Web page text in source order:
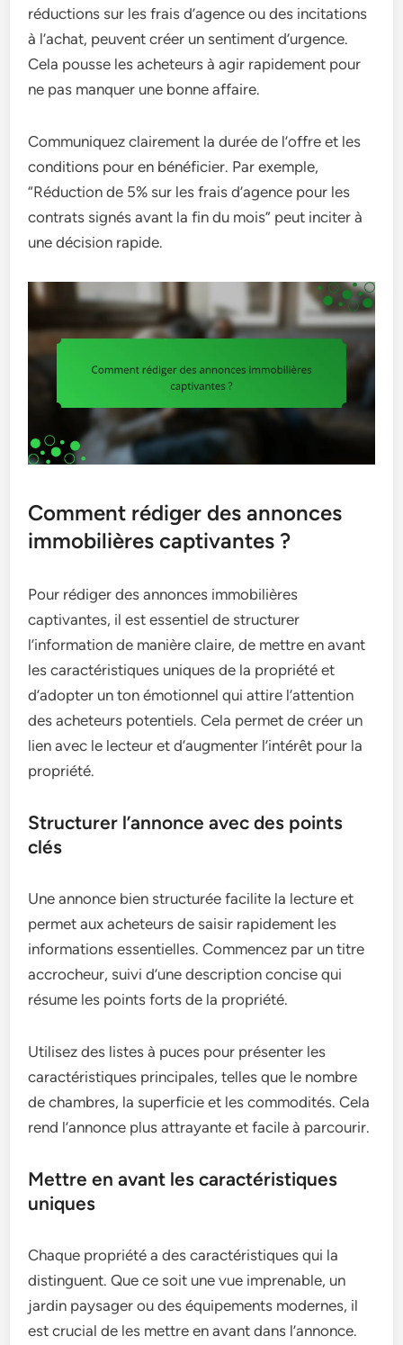
réductions sur les frais d’agence ou des incitations
à l’achat, peuvent créer un sentiment d’urgence.
Cela pousse les acheteurs à agir rapidement pour
ne pas manquer une bonne affaire.
Communiquez clairement la durée de l’offre et les
conditions pour en bénéficier. Par exemple,
“Réduction de 5% sur les frais d’agence pour les
contrats signés avant la fin du mois” peut inciter à
une décision rapide.
Comment rédiger des annonces
immobilières captivantes ?
Pour rédiger des annonces immobilières
captivantes, il est essentiel de structurer
l’information de manière claire, de mettre en avant
les caractéristiques uniques de la propriété et
d’adopter un ton émotionnel qui attire l’attention
des acheteurs potentiels. Cela permet de créer un
lien avec le lecteur et d’augmenter l’intérêt pour la
propriété.
Structurer l’annonce avec des points
clés
Une annonce bien structurée facilite la lecture et
permet aux acheteurs de saisir rapidement les
informations essentielles. Commencez par un titre
accrocheur, suivi d’une description concise qui
résume les points forts de la propriété.
Utilisez des listes à puces pour présenter les
caractéristiques principales, telles que le nombre
de chambres, la superficie et les commodités. Cela
rend l’annonce plus attrayante et facile à parcourir.
Mettre en avant les caractéristiques
uniques
Chaque propriété a des caractéristiques qui la
distinguent. Que ce soit une vue imprenable, un
jardin paysager ou des équipements modernes, il
est crucial de les mettre en avant dans l’annonce.